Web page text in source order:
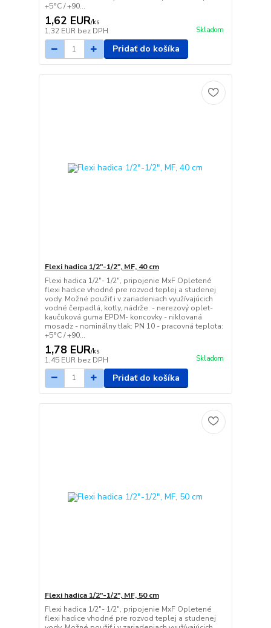
+5°C / +90...
1,62 EUR/ks
1,32 EUR bez DPH Skladom
Pridať do košíka
Flexi hadica 1/2"-1/2", MF, 40 cm
Flexi hadica 1/2"- 1/2", pripojenie MxF Opletené
flexi hadice vhodné pre rozvod teplej a studenej
vody. Možné použiť i v zariadeniach využívajúcich
vodné čerpadlá, kotly, nádrže. - nerezový oplet-
kaučuková guma EPDM- koncovky - niklovaná
mosadz - nominálny tlak: PN 10 - pracovná teplota:
+5°C / +90...
1,78 EUR/ks
1,45 EUR bez DPH Skladom
Pridať do košíka
Flexi hadica 1/2"-1/2", MF, 50 cm
Flexi hadica 1/2"- 1/2", pripojenie MxF Opletené
flexi hadice vhodné pre rozvod teplej a studenej